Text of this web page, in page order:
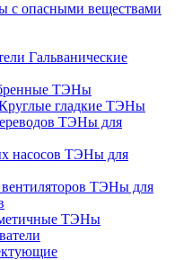
с опасными веществами
Гальванические
ТЭНы
гладкие ТЭНы
ТЭНы для
ТЭНы для
ТЭНы для
ТЭНы